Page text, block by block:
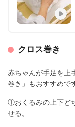
クロス巻き
赤ちゃんが手足を上
巻き」もおすすめで
①おくるみの上下ど
せる。